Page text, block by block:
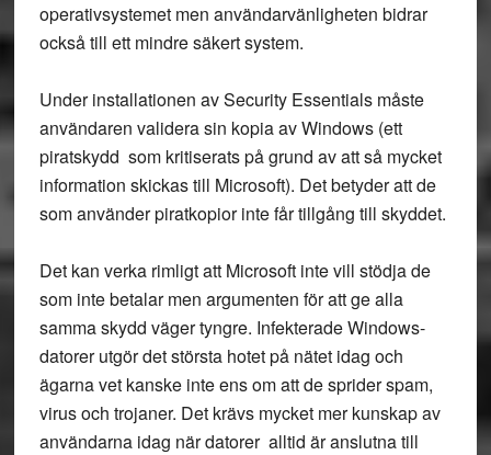
operativsystemet men användarvänligheten bidrar
också till ett mindre säkert system.
Under installationen av Security Essentials måste
användaren validera sin kopia av Windows (ett
piratskydd som kritiserats på grund av att så mycket
information skickas till Microsoft). Det betyder att de
som använder piratkopior inte får tillgång till skyddet.
Det kan verka rimligt att Microsoft inte vill stödja de
som inte betalar men argumenten för att ge alla
samma skydd väger tyngre. Infekterade Windows-
datorer utgör det största hotet på nätet idag och
ägarna vet kanske inte ens om att de sprider spam,
virus och trojaner. Det krävs mycket mer kunskap av
användarna idag när datorer alltid är anslutna till